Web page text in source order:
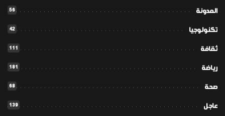
المدونة 56
تكنولوجيا 42
ثقافة 111
رياضة 181
صحة 68
عاجل 139